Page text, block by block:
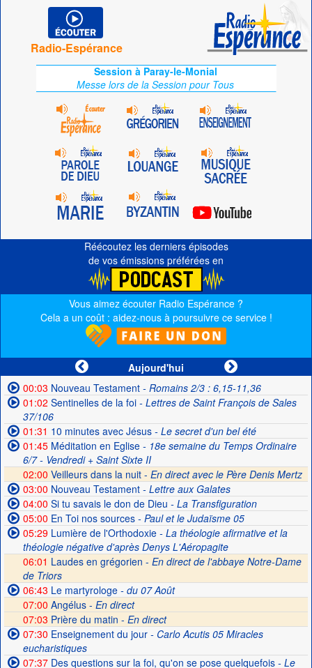
Radio-Espérance
Session à Paray-le-Monial
Messe lors de la Session pour Tous
Réécoutez les derniers épisodes
de vos émissions préférées en
Vous aimez écouter Radio Espérance ?
Cela a un coût : aidez-nous à poursuivre ce service !
Aujourd'hui
00:03 Nouveau Testament- Romains 2/3 : 6,15-11,36
01:02 Sentinelles de la foi- Lettres de Saint François de Sales
37/106
01:31 10 minutes avec Jésus- Le secret d'un bel été
01:45Méditation en Eglise- 18e semaine du Temps Ordinaire
6/7 - Vendredi + Saint Sixte II
02:00 Veilleurs dans la nuit - En direct avec le Père Denis Mertz
03:00 Nouveau Testament- Lettre aux Galates
04:00 Si tu savais le don de Dieu - La Transfiguration
05:00 En Toi nos sources- Paul et le Judaïsme 05
05:29Lumière de l'Orthodoxie- La théologie afirmative et la
théologie négative d'après Denys L'Aéropagite
06:01 Laudes en grégorien - En direct de l'abbaye Notre-Dame
de Triors
06:43 Le martyrologe- du 07 Août
07:00 Angélus - En direct
07:03 Prière du matin - En direct
07:30 Enseignement du jour- Carlo Acutis 05 Miracles
eucharistiques
07:37Des questions sur la foi, qu'on se pose quelquefois- Le